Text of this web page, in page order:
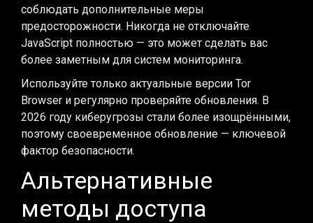
соблюдать дополнительные меры
предосторожности. Никогда не отключайте
JavaScript полностью — это может сделать вас
более заметным для систем мониторинга.
Используйте только актуальные версии Tor
Browser и регулярно проверяйте обновления. В
2026 году киберугрозы стали более изощрёнными,
поэтому своевременное обновление — ключевой
фактор безопасности.
Альтернативные
методы доступа